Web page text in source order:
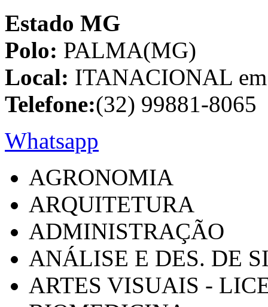
Estado MG
Polo: PALMA(MG)
Local: ITANACIONAL
Telefone:(32) 99881-8065
Whatsapp
AGRONOMIA
ARQUITETURA
ADMINISTRAÇÃO
ANÁLISE E DES. DE
ARTES VISUAIS -